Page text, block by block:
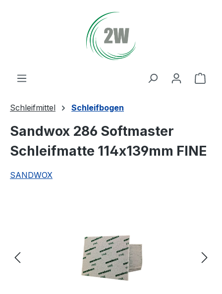
Schleifmittel Schleifbogen
Sandwox 286 Softmaster
Schleifmatte 114x139mm FINE
SANDWOX